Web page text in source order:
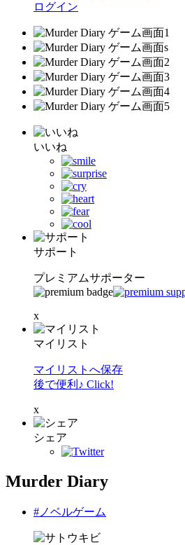
ログイン
いいね
サポート
プレミアムサポーター
x
マイリスト
マイリストへ保存
後で便利♪ Click!
x
シェア
Murder Diary
#ノベルゲーム